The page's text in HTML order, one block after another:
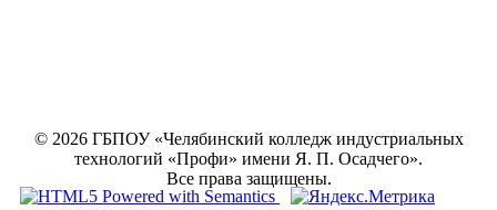
© 2026 ГБПОУ «Челябинский колледж индустриальных
технологий «Профи» имени Я. П. Осадчего».
Все права защищены.